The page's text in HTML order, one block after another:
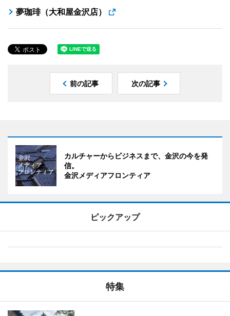
夢珈琲（大和屋金沢店）
前の記事 次の記事
カルチャーからビジネスまで、金沢の今を発
信。
金沢メディアフロンティア
ピックアップ
特集